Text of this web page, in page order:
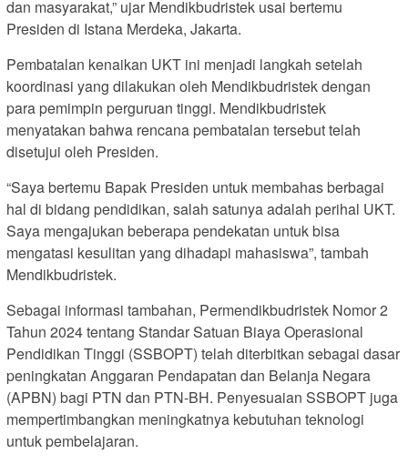
dan masyarakat,” ujar Mendikbudristek usai bertemu
Presiden di Istana Merdeka, Jakarta.
Pembatalan kenaikan UKT ini menjadi langkah setelah
koordinasi yang dilakukan oleh Mendikbudristek dengan
para pemimpin perguruan tinggi. Mendikbudristek
menyatakan bahwa rencana pembatalan tersebut telah
disetujui oleh Presiden.
“Saya bertemu Bapak Presiden untuk membahas berbagai
hal di bidang pendidikan, salah satunya adalah perihal UKT.
Saya mengajukan beberapa pendekatan untuk bisa
mengatasi kesulitan yang dihadapi mahasiswa”, tambah
Mendikbudristek.
Sebagai informasi tambahan, Permendikbudristek Nomor 2
Tahun 2024 tentang Standar Satuan Biaya Operasional
Pendidikan Tinggi (SSBOPT) telah diterbitkan sebagai dasar
peningkatan Anggaran Pendapatan dan Belanja Negara
(APBN) bagi PTN dan PTN-BH. Penyesuaian SSBOPT juga
mempertimbangkan meningkatnya kebutuhan teknologi
untuk pembelajaran.